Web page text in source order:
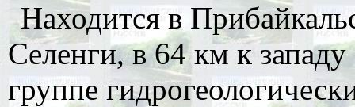
Находится в
Селенги, в 64 км к
группе